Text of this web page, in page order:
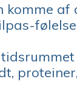
komme